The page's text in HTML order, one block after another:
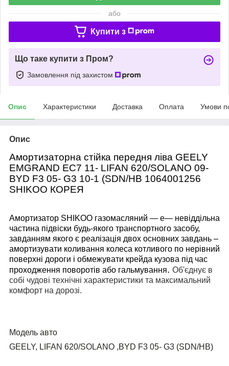
або
Купити з
Що таке купити з Пром?
Замовлення під захистом
Опис Характеристики Доставка Оплата Умови
Опис
Амортизаторна стійка передня ліва GEELY
EMGRAND EC7 11- LIFAN 620/SOLANO 09-
BYD F3 05- G3 10-1 (SDN/HB 1064001256
SHIKOO КОРЕЯ
Амортизатор SHIKOO газомасляний — е— невіддільна
частина підвіски будь-якого транспортного засобу,
завданням якого є реалізація двох основних завдань –
амортизувати коливання колеса котливого по нерівний
поверхні дороги і обмежувати крейда кузова під час
проходження поворотів або гальмування. Об'єднує в
собі чудові технічні характеристики та максимальний
комфорт на дорозі.
Модель авто
GEELY, LIFAN 620/SOLANO ,BYD F3 05- G3 (SDN/HB)